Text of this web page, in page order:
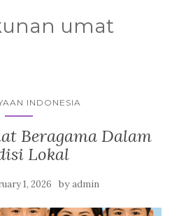
umat
INDONESIA
Beragama Dalam
Lokal
1, 2026 byadmin